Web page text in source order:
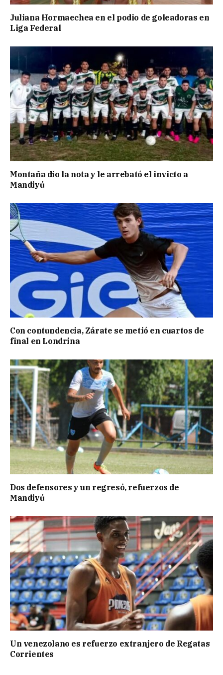
Juliana Hormaechea en el podio de goleadoras en
Liga Federal
Montaña dio la nota y le arrebató el invicto a
Mandiyú
Con contundencia, Zárate se metió en cuartos de
final en Londrina
Dos defensores y un regresó, refuerzos de
Mandiyú
Un venezolano es refuerzo extranjero de Regatas
Corrientes